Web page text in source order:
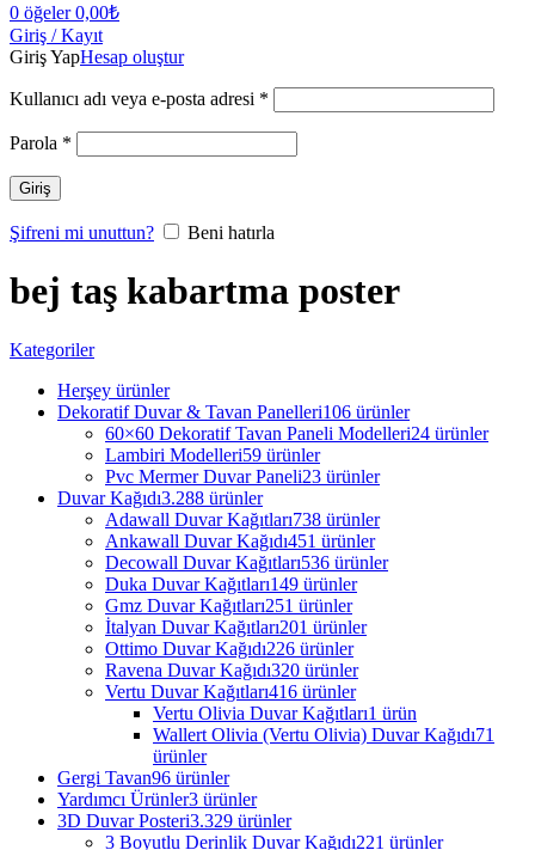
0 öğeler 0,00₺
Giriş / Kayıt
Giriş YapHesap oluştur
Kullanıcı adı veya e-posta adresi *
Parola *
Giriş
Şifreni mi unuttun? Beni hatırla
bej taş kabartma poster
Kategoriler
Herşey ürünler
Dekoratif Duvar & Tavan Panelleri106 ürünler
60×60 Dekoratif Tavan Paneli Modelleri24 ürünler
Lambiri Modelleri59 ürünler
Pvc Mermer Duvar Paneli23 ürünler
Duvar Kağıdı3.288 ürünler
Adawall Duvar Kağıtları738 ürünler
Ankawall Duvar Kağıdı451 ürünler
Decowall Duvar Kağıtları536 ürünler
Duka Duvar Kağıtları149 ürünler
Gmz Duvar Kağıtları251 ürünler
İtalyan Duvar Kağıtları201 ürünler
Ottimo Duvar Kağıdı226 ürünler
Ravena Duvar Kağıdı320 ürünler
Vertu Duvar Kağıtları416 ürünler
Vertu Olivia Duvar Kağıtları1 ürün
Wallert Olivia (Vertu Olivia) Duvar Kağıdı71
ürünler
Gergi Tavan96 ürünler
Yardımcı Ürünler3 ürünler
3D Duvar Posteri3.329 ürünler
3 Boyutlu Derinlik Duvar Kağıdı221 ürünler